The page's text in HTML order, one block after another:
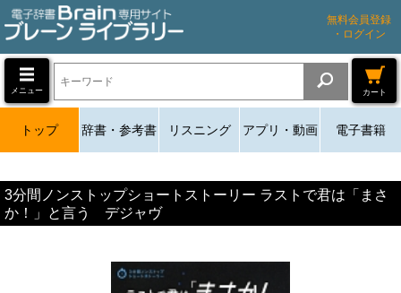
無料会員登録
・ログイン
メニュー カート
トップ 辞書・参考書 リスニング アプリ・動画 電子書籍
3分間ノンストップショートストーリー ラストで君は「まさ
か！」と言う デジャヴ